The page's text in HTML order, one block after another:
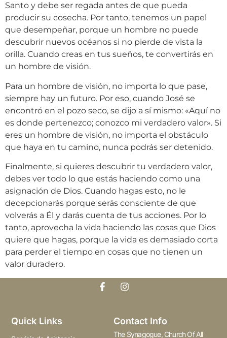
Santo y debe ser regada antes de que pueda
producir su cosecha. Por tanto, tenemos un papel
que desempeñar, porque un hombre no puede
descubrir nuevos océanos si no pierde de vista la
orilla. Cuando creas en tus sueños, te convertirás en
un hombre de visión.
Para un hombre de visión, no importa lo que pase,
siempre hay un futuro. Por eso, cuando José se
encontró en el pozo seco, se dijo a sí mismo: «Aquí no
es donde pertenezco; conozco mi verdadero valor». Si
eres un hombre de visión, no importa el obstáculo
que haya en tu camino, nunca podrás ser detenido.
Finalmente, si quieres descubrir tu verdadero valor,
debes ver todo lo que estás haciendo como una
asignación de Dios. Cuando hagas esto, no le
decepcionarás porque serás consciente de que
volverás a Él y darás cuenta de tus acciones. Por lo
tanto, aprovecha la vida haciendo las cosas que Dios
quiere que hagas, porque la vida es demasiado corta
para perder el tiempo en cosas que no tienen un
valor duradero.
Quick Links Contact Info
The Synagogue, Church Of All